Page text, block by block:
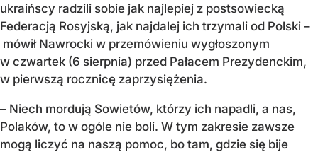
ukraińscy radzili sobie jak najlepiej z postsowiecką
Federacją Rosyjską, jak najdalej ich trzymali od Polski –
mówił Nawrocki w przemówieniu wygłoszonym
w czwartek (6 sierpnia) przed Pałacem Prezydenckim,
w pierwszą rocznicę zaprzysiężenia.
– Niech mordują Sowietów, którzy ich napadli, a nas,
Polaków, to w ogóle nie boli. W tym zakresie zawsze
mogą liczyć na naszą pomoc, bo tam, gdzie się bije